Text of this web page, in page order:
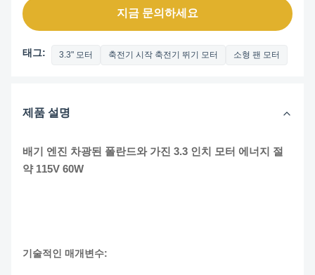
지금 문의하세요
태그: 3.3" 모터 축전기 시작 축전기 뛰기 모터 소형 팬 모터
제품 설명
배기 엔진 차광된 폴란드와 가진 3.3 인치 모터 에너지 절
약 115V 60W
기술적인 매개변수: